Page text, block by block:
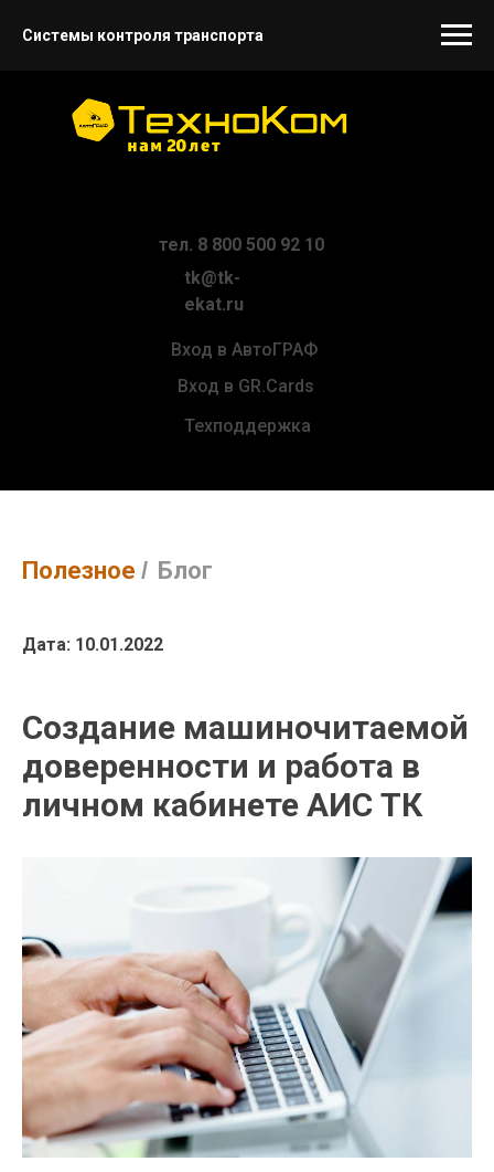
Системы контроля транспорта
tk@tk-
ekat.ru
тел. 8 800 500 92 10
Вход в АвтоГРАФ
Вход в GR.Cards
Техподдержка
Полезное / Блог
Дата: 10.01.2022
Создание машиночитаемой
доверенности и работа в
личном кабинете АИС ТК